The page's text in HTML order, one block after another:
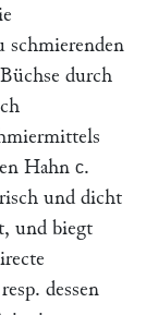
schmierenden
durch
Hahn c.
und dicht
und biegt
dessen